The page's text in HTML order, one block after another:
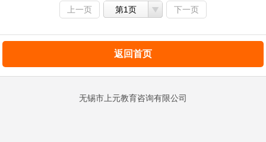
上一页 第1页 下一页
返回首页
无锡市上元教育咨询有限公司